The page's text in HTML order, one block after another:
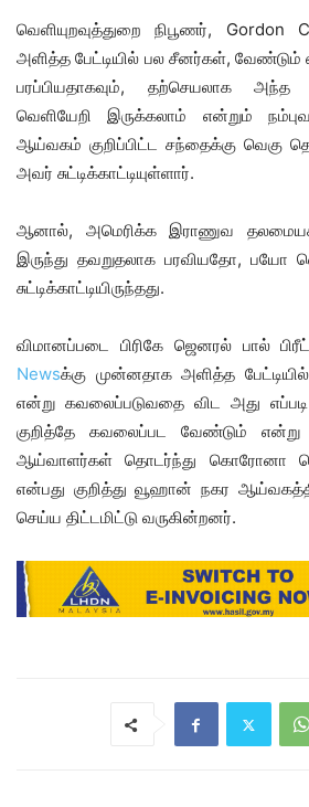
வெளியுறவுத்துறை நிபூணர், Gordon
அளித்த பேட்டியில் பல சீனர்கள்,
பரப்பியதாகவும், தற்செயலாக
வெளியேறி இருக்கலாம் என்றும்
ஆய்வகம் குறிப்பிட்ட சந்தைக்கு வெகு
அவர் சுட்டிக்காட்டியுள்ளார்.
ஆனால், அமெரிக்க இராணுவ
இருந்து தவறுதலாக பரவியதோ,
சுட்டிக்காட்டியிருந்தது.
விமானப்படை பிரிகே ஜெனரல் பால்
Newsக்கு முன்னதாக அளித்த
என்று கவலைப்படுவதை விட அது
குறித்தே கவலைப்பட வேண்டும் என்று
ஆய்வாளர்கள் தொடர்ந்து கொரோனா
என்பது குறித்து வூஹான் நகர
செய்ய திட்டமிட்டு வருகின்றனர்.